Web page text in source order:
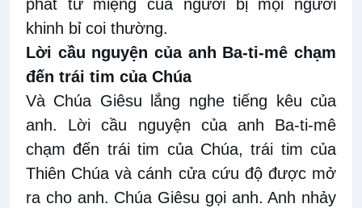
phát từ miệng của người bị mọi người
khinh bỉ coi thường.
Lời cầu nguyện của anh Ba-ti-mê chạm
đến trái tim của Chúa
Và Chúa Giêsu lắng nghe tiếng kêu của
anh. Lời cầu nguyện của anh Ba-ti-mê
chạm đến trái tim của Chúa, trái tim của
Thiên Chúa và cánh cửa cứu độ được mở
ra cho anh. Chúa Giêsu gọi anh. Anh nhảy